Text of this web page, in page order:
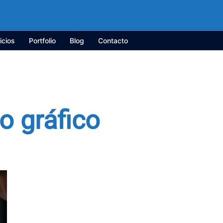
Portfolio Blog Contacto
gráfico